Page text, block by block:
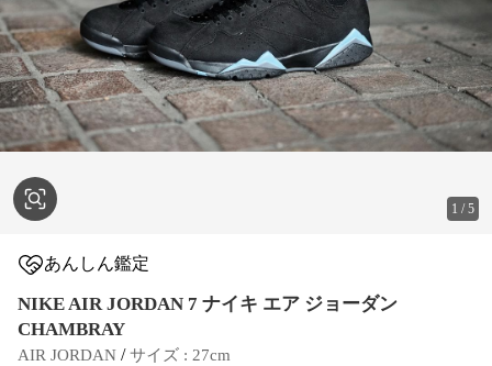
1 /5
あんしん鑑定
NIKE AIR JORDAN 7 ナイキ エア ジョーダン
CHAMBRAY
AIR JORDAN / サイズ : 27cm